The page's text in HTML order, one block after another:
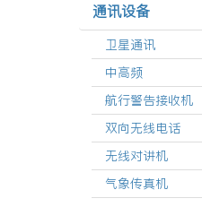
通讯设备
卫星通讯
中高频
航行警告接收机
双向无线电话
无线对讲机
气象传真机